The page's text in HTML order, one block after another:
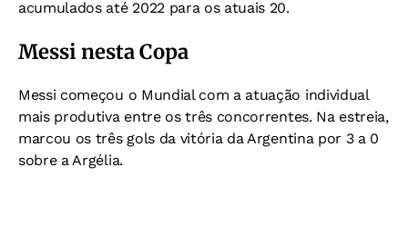
acumulados até 2022 para os atuais 20.
Messi nesta Copa
Messi começou o Mundial com a atuação individual
mais produtiva entre os três concorrentes. Na estreia,
marcou os três gols da vitória da Argentina por 3 a 0
sobre a Argélia.